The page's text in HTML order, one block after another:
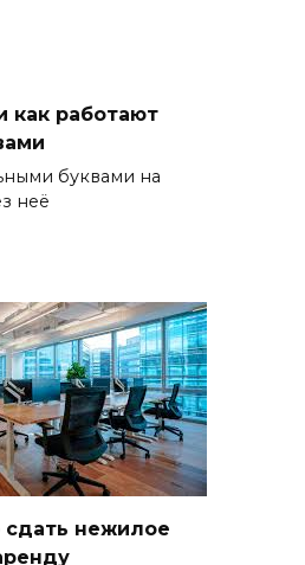
как работают
буквами на
неё
сдать нежилое